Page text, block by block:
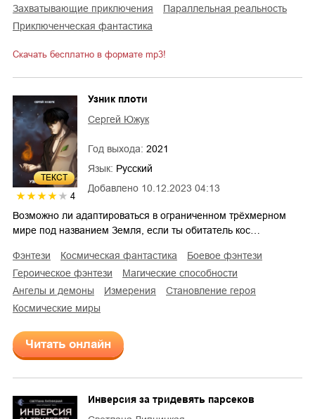
захватывающие приключения
параллельная реальность
приключенческая фантастика
Скачать бесплатно в формате mp3!
ТЕКСТ
4
Добавлено 10.12.2023 04:13
Узник плоти
Сергей Южук
Год выхода: 2021
Язык: Русский
Возможно ли адаптироваться в ограниченном трёхмерном
мире под названием Земля, если ты обитатель кос…
фэнтези космическая фантастика
боевое фэнтези
героическое фэнтези
магические способности
ангелы и демоны
измерения
становление героя
космические миры
Читать онлайн
Инверсия за тридевять парсеков